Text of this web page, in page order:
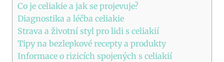
Co je celiakie a jak se projevuje?
Diagnostika a léčba celiakie
Strava a životní styl pro lidi s celiakií
Tipy na bezlepkové recepty a produkty
Informace o rizicích spojených s celiakií